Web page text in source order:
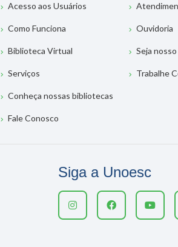
Acesso aos Usuários
Como Funciona
Biblioteca Virtual
Serviços
Conheça nossas bibliotecas
Fale Conosco
Ouvidoria
Seja
Trabalhe
Siga a Unoesc